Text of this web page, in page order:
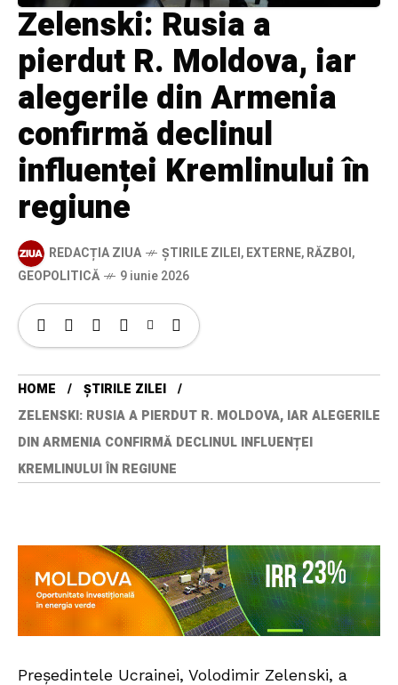
Zelenski: Rusia a
pierdut R. Moldova, iar
alegerile din Armenia
confirmă declinul
influenței Kremlinului în
regiune
REDACȚIA ZIUA ȘTIRILE ZILEI,EXTERNE,RĂZBOI,
GEOPOLITICĂ
9 iunie 2026
HOME
ȘTIRILE ZILEI
ZELENSKI: RUSIA A PIERDUT R. MOLDOVA, IAR ALEGERILE
DIN ARMENIA CONFIRMĂ DECLINUL INFLUENȚEI
KREMLINULUI ÎN REGIUNE
Președintele Ucrainei, Volodimir Zelenski, a